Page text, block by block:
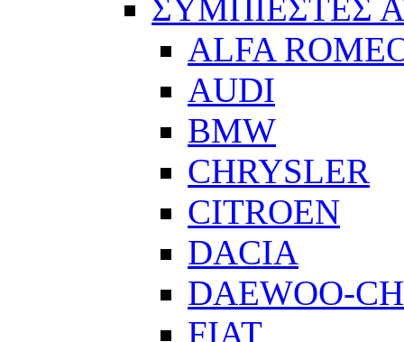
ΣΥΜΠΙΕΣΤΕΣ
ALFA
AUDI
BMW
CHRYSLER
CITROEN
DACIA
DAEWOO-
FIAT